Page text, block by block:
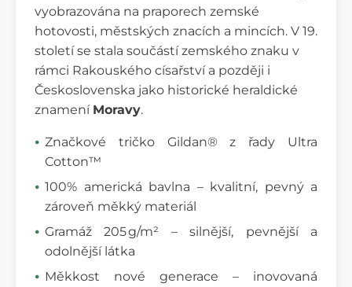
vyobrazována na praporech zemské
hotovosti, městských znacích a mincích. V 19.
století se stala součástí zemského znaku v
rámci Rakouského císařství a později i
Československa jako historické heraldické
znamení Moravy.
Značkové tričko Gildan® z řady Ultra
Cotton™
100% americká bavlna – kvalitní, pevný a
zároveň měkký materiál
Gramáž 205 g/m² – silnější, pevnější a
odolnější látka
Měkkost nové generace – inovovaná